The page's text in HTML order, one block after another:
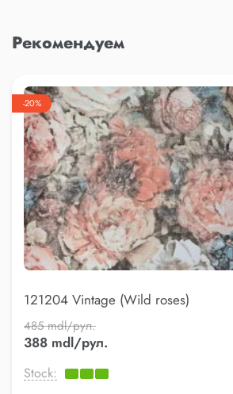
Рекомендуем
-20%
121204 Vintage (Wild roses)
485 mdl/рул.
388 mdl/рул.
Stock: